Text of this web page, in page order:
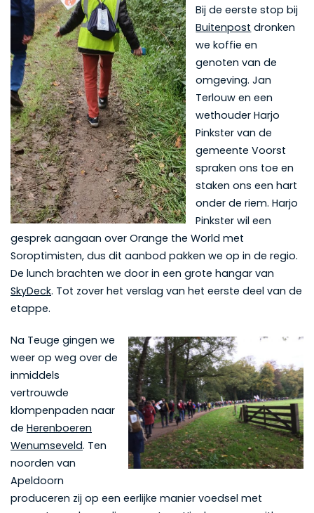
Bij de eerste stop bij
Buitenpost dronken
we koffie en
genoten van de
omgeving. Jan
Terlouw en een
wethouder Harjo
Pinkster van de
gemeente Voorst
spraken ons toe en
staken ons een hart
onder de riem. Harjo
Pinkster wil een
gesprek aangaan over Orange the World met
Soroptimisten, dus dit aanbod pakken we op in de regio.
De lunch brachten we door in een grote hangar van
SkyDeck. Tot zover het verslag van het eerste deel van de
etappe.
Na Teuge gingen we
weer op weg over de
inmiddels
vertrouwde
klompenpaden naar
de Herenboeren
Wenumseveld. Ten
noorden van
Apeldoorn
produceren zij op een eerlijke manier voedsel met